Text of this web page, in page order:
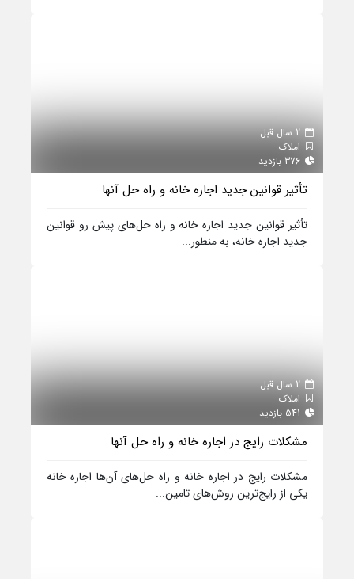
املاک
تأثیر قوانین جدید اجاره خانه و راه حل‌ آنها
تأثیر قوانین جدید اجاره خانه و راه حل‌های پیش رو قوانین
جدید اجاره خانه، به منظور...
املاک
مشکلات رایج در اجاره خانه و راه حل آنها
مشکلات رایج در اجاره خانه و راه حل‌های آن‌ها اجاره خانه
یکی از رایج‌ترین روش‌های تامین...